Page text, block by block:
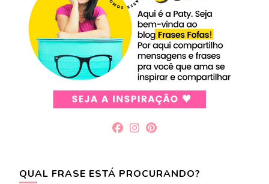
QUAL FRASE ESTÁ PROCURANDO?